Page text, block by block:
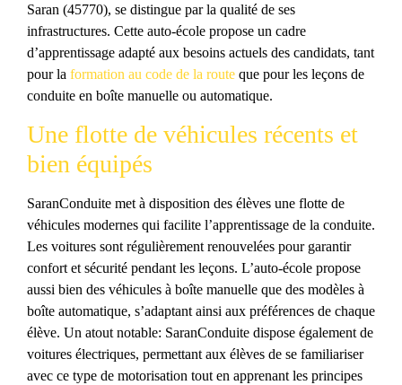
Saran (45770), se distingue par la qualité de ses
infrastructures. Cette auto-école propose un cadre
d’apprentissage adapté aux besoins actuels des candidats, tant
pour la formation au code de la route que pour les leçons de
conduite en boîte manuelle ou automatique.
Une flotte de véhicules récents et
bien équipés
SaranConduite met à disposition des élèves une flotte de
véhicules modernes qui facilite l’apprentissage de la conduite.
Les voitures sont régulièrement renouvelées pour garantir
confort et sécurité pendant les leçons. L’auto-école propose
aussi bien des véhicules à boîte manuelle que des modèles à
boîte automatique, s’adaptant ainsi aux préférences de chaque
élève. Un atout notable: SaranConduite dispose également de
voitures électriques, permettant aux élèves de se familiariser
avec ce type de motorisation tout en apprenant les principes